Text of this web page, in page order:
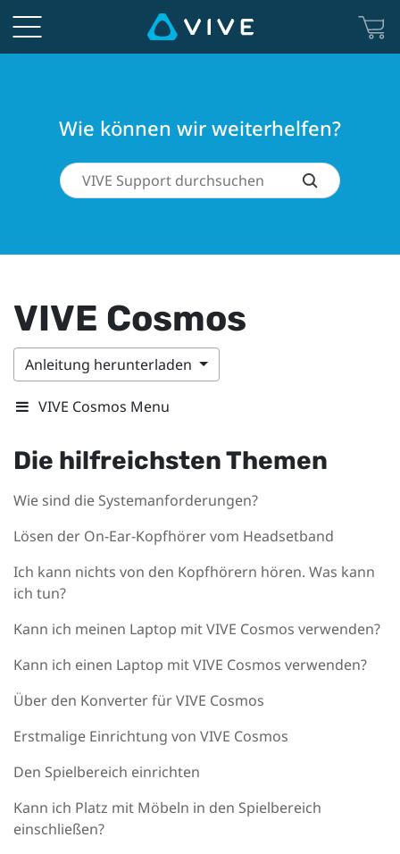
Wie können wir weiterhelfen?
VIVE Cosmos
Anleitung herunterladen
VIVE Cosmos Menu
Die hilfreichsten Themen
Wie sind die Systemanforderungen?
Lösen der On-Ear-Kopfhörer vom Headsetband
Ich kann nichts von den Kopfhörern hören. Was kann
ich tun?
Kann ich meinen Laptop mit VIVE Cosmos verwenden?
Kann ich einen Laptop mit VIVE Cosmos verwenden?
Über den Konverter für VIVE Cosmos
Erstmalige Einrichtung von VIVE Cosmos
Den Spielbereich einrichten
Kann ich Platz mit Möbeln in den Spielbereich
einschließen?